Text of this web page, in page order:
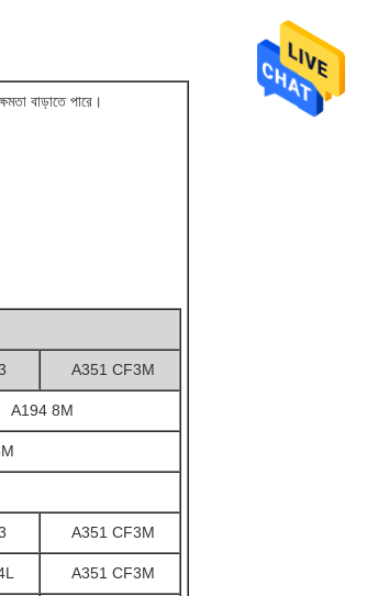
বাড়াতে পারে।
A351 CF3M
A194 8M
A351 CF3M
A351 CF3M